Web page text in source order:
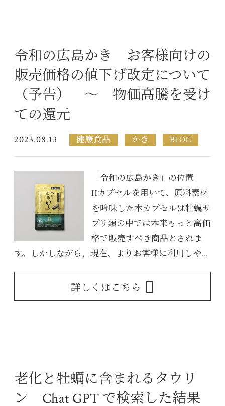
令和の広島かき お客様向けの
販売価格の値下げ改定について
（予告） ～ 物価高騰を受け
ての還元
2023.08.13 健康食品 かき BLOG
「令和の広島かき」の位置
Hカプセルを用いて、原料素材
を吟味した本カプセルは牡蠣サ
プリ類の中では本来もっと高価
格で販売すべき商品とされま
す。しかしながら、現在、よりお客様に利用しや...
詳しくはこちら
老化と牡蠣に含まれるタウリ
ン Chat GPT で検索した結果